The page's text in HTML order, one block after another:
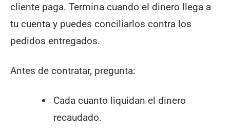
cliente paga. Termina cuando el dinero llega a
tu cuenta y puedes conciliarlos contra los
pedidos entregados.
Antes de contratar, pregunta:
Cada cuanto liquidan el dinero
recaudado.